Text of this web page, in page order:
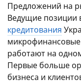
Предложений на
Ведущие позиции
кредитования
работают на
Первые больше
бизнеса и